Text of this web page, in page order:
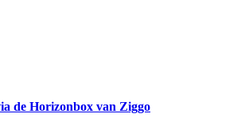
de Horizonbox van Ziggo